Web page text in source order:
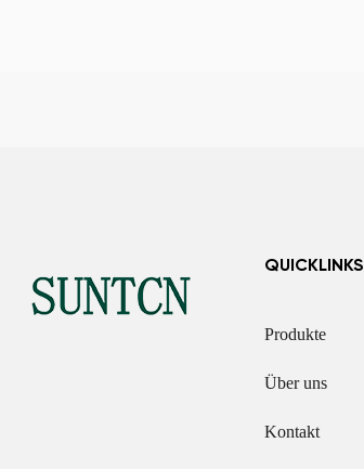
QUICKLINKS
Produkte
Über uns
Kontakt